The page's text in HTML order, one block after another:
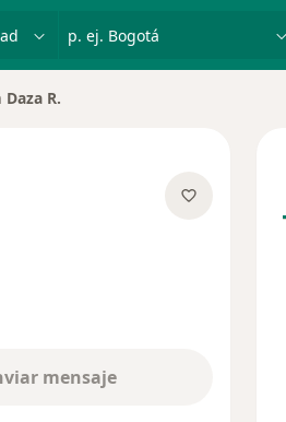
p. ej. Bogotá
R.
mensaje